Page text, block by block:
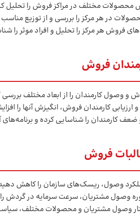
محصولات مختلف در مراکز فروش را تحلیل
در هر مرکز را بررسی و از توزیع
فروش هر مرکز را تحلیل و افراد موثر را
فروش
و وصول کارمندان را از ابعاد مختلف بررسی
و ارزیابی کارمندان فروش، انگیزش آنها را
کارمندان را شناسایی کرده و
فروش
وصول، ریسک‌های سازمان را کاهش
وصول مشتریان، سرعت سرمایه در گردش
وصول مشتریان و محصولات مختلف،